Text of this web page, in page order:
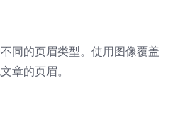
同的页眉类型。使用图像覆盖
章的页眉。